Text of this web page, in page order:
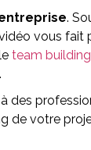
.
vous fait
team
des
de votre